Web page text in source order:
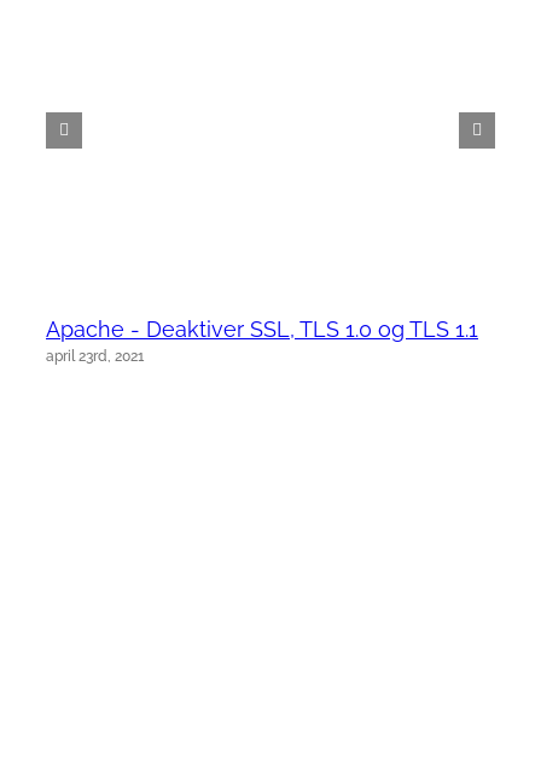
Apache - Deaktiver SSL, TLS 1.0 og TLS 1.1
april 23rd, 2021